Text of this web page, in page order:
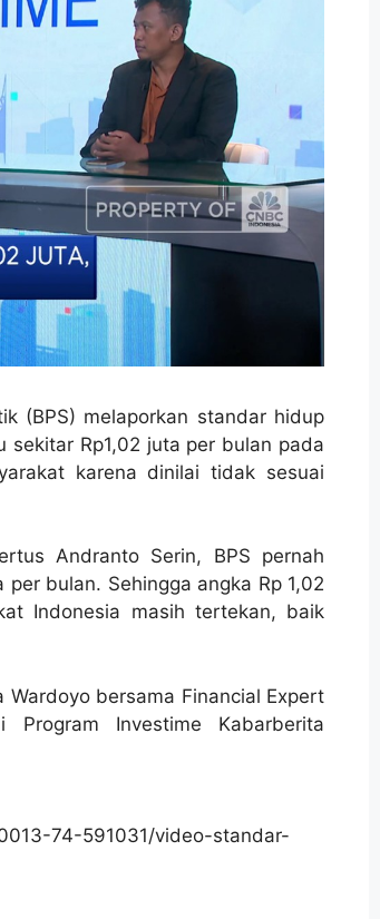
(BPS) melaporkan standar hidup
sekitar Rp1,02 juta per bulan pada
karena dinilai tidak sesuai
Andranto Serin, BPS pernah
bulan. Sehingga angka Rp 1,02
Indonesia masih tertekan, baik
bersama Financial Expert
Investime Kabarberita
74-591031/video-standar-